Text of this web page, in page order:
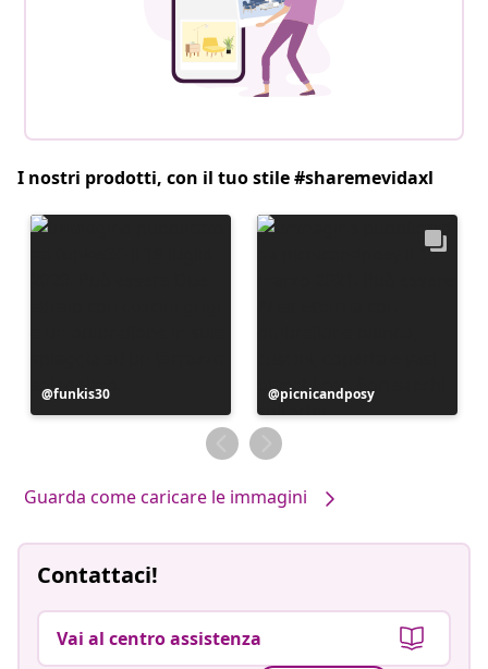
I nostri prodotti, con il tuo stile #sharemevidaxl
Post
pubblicato
funkis30
Post
pubblicato
da
picnicandposy
Guarda come caricare le immagini
Contattaci!
Vai al centro assistenza